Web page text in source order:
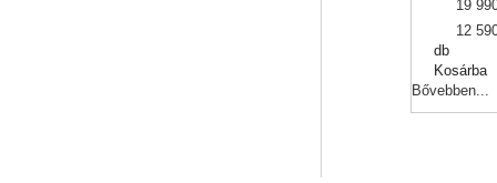
19
12
db
Kosárba
Bővebben...